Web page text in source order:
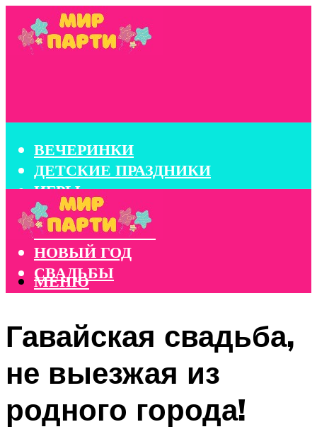
ВЕЧЕРИНКИ
ДЕТСКИЕ ПРАЗДНИКИ
ИГРЫ
КОНКУРСЫ
КОРПОРАТИВЫ
НОВЫЙ ГОД
СВАДЬБЫ
МЕНЮ
Гавайская свадьба,
не выезжая из
родного города!